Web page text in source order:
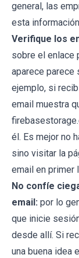
general, las
esta
Verifique los
sobre el enlace
aparece parece
ejemplo, si
email muestra
él. Es mejor no
sino visitar la
email en primer
No confíe
email: por lo
que inicie
desde allí. Si
una buena idea